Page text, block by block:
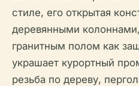
стиле, его открытая
деревянными
гранитным полом как
украшает курортный
резьба по дереву,